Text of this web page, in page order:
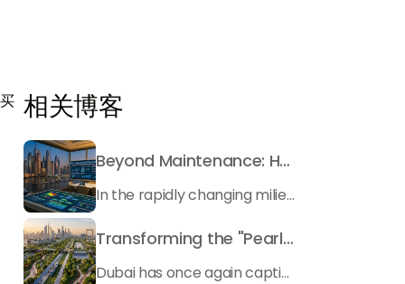
相关博客
Beyond Maintenance: How Preventive Money Governance is Transforming Dubai Real Estate
In the rapidly changing milieu of Dubai's real estate sector, the year 2026 has triggered a substantial change in baggage handling practices. We have progressed beyond time when asset handling is simply a matter of "repairing leaks" or "accumulating bills". Currently, prudent businesses, builders and residents expect a more enhanced priority: preventive money governance.
Transforming the "Pearl of the World": 5 Key Projects Shaping Dubai's Future in 2026
Dubai has once again captivated a worldwide target audience with several groundbreaking mega-works that redefine the boundaries of engineering, sustainability and urban living. As we progress to May 2026, these ventures are evolving from bold ideas into concrete realities, cementing Dubai’s role as a worldwide leader in innovation and smart metropolitan development. From the depths of the ocean to the heights of the skyline, here's a complete examination of 5 massive projects that could currently make the emirate work again.